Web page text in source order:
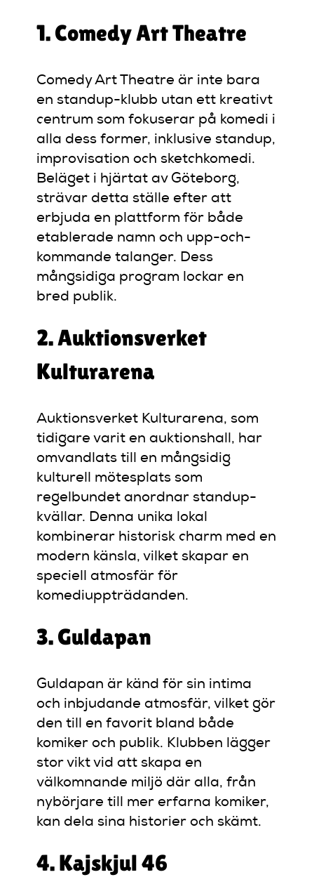
1. Comedy Art Theatre
Comedy Art Theatre är inte bara
en standup-klubb utan ett kreativt
centrum som fokuserar på komedi i
alla dess former, inklusive standup,
improvisation och sketchkomedi.
Beläget i hjärtat av Göteborg,
strävar detta ställe efter att
erbjuda en plattform för både
etablerade namn och upp-och-
kommande talanger. Dess
mångsidiga program lockar en
bred publik.
2. Auktionsverket
Kulturarena
Auktionsverket Kulturarena, som
tidigare varit en auktionshall, har
omvandlats till en mångsidig
kulturell mötesplats som
regelbundet anordnar standup-
kvällar. Denna unika lokal
kombinerar historisk charm med en
modern känsla, vilket skapar en
speciell atmosfär för
komediuppträdanden.
3. Guldapan
Guldapan är känd för sin intima
och inbjudande atmosfär, vilket gör
den till en favorit bland både
komiker och publik. Klubben lägger
stor vikt vid att skapa en
välkomnande miljö där alla, från
nybörjare till mer erfarna komiker,
kan dela sina historier och skämt.
4. Kajskjul 46